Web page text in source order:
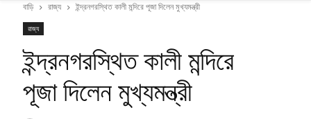
বাড়ি রাজ্য ইন্দ্রনগরস্থিত কালী মন্দিরে পূজা দিলেন মুখ্যমন্ত্রী
রাজ্য
ইন্দ্রনগরস্থিত কালী মন্দিরে
পূজা দিলেন মুখ্যমন্ত্রী